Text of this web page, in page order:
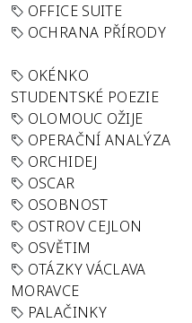
OFFICE SUITE
OCHRANA PŘÍRODY
OKÉNKO
STUDENTSKÉ POEZIE
OLOMOUC OŽIJE
OPERAČNÍ ANALÝZA
ORCHIDEJ
OSCAR
OSOBNOST
OSTROV CEJLON
OSVĚTIM
OTÁZKY VÁCLAVA
MORAVCE
PALAČINKY